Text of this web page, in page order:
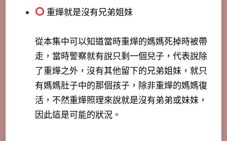
重燁就是沒有兄弟姐妹
從本集中可以知道當時重燁的媽媽死掉時被帶
走，當時警察就有說只剩一個兒子，代表說除
了重燁之外，沒有其他留下的兄弟姐妹，就只
有媽媽肚子中的那個孩子，除非重燁的媽媽復
活，不然重燁照理來說就是沒有弟弟或妹妹，
因此這是可能的狀況。